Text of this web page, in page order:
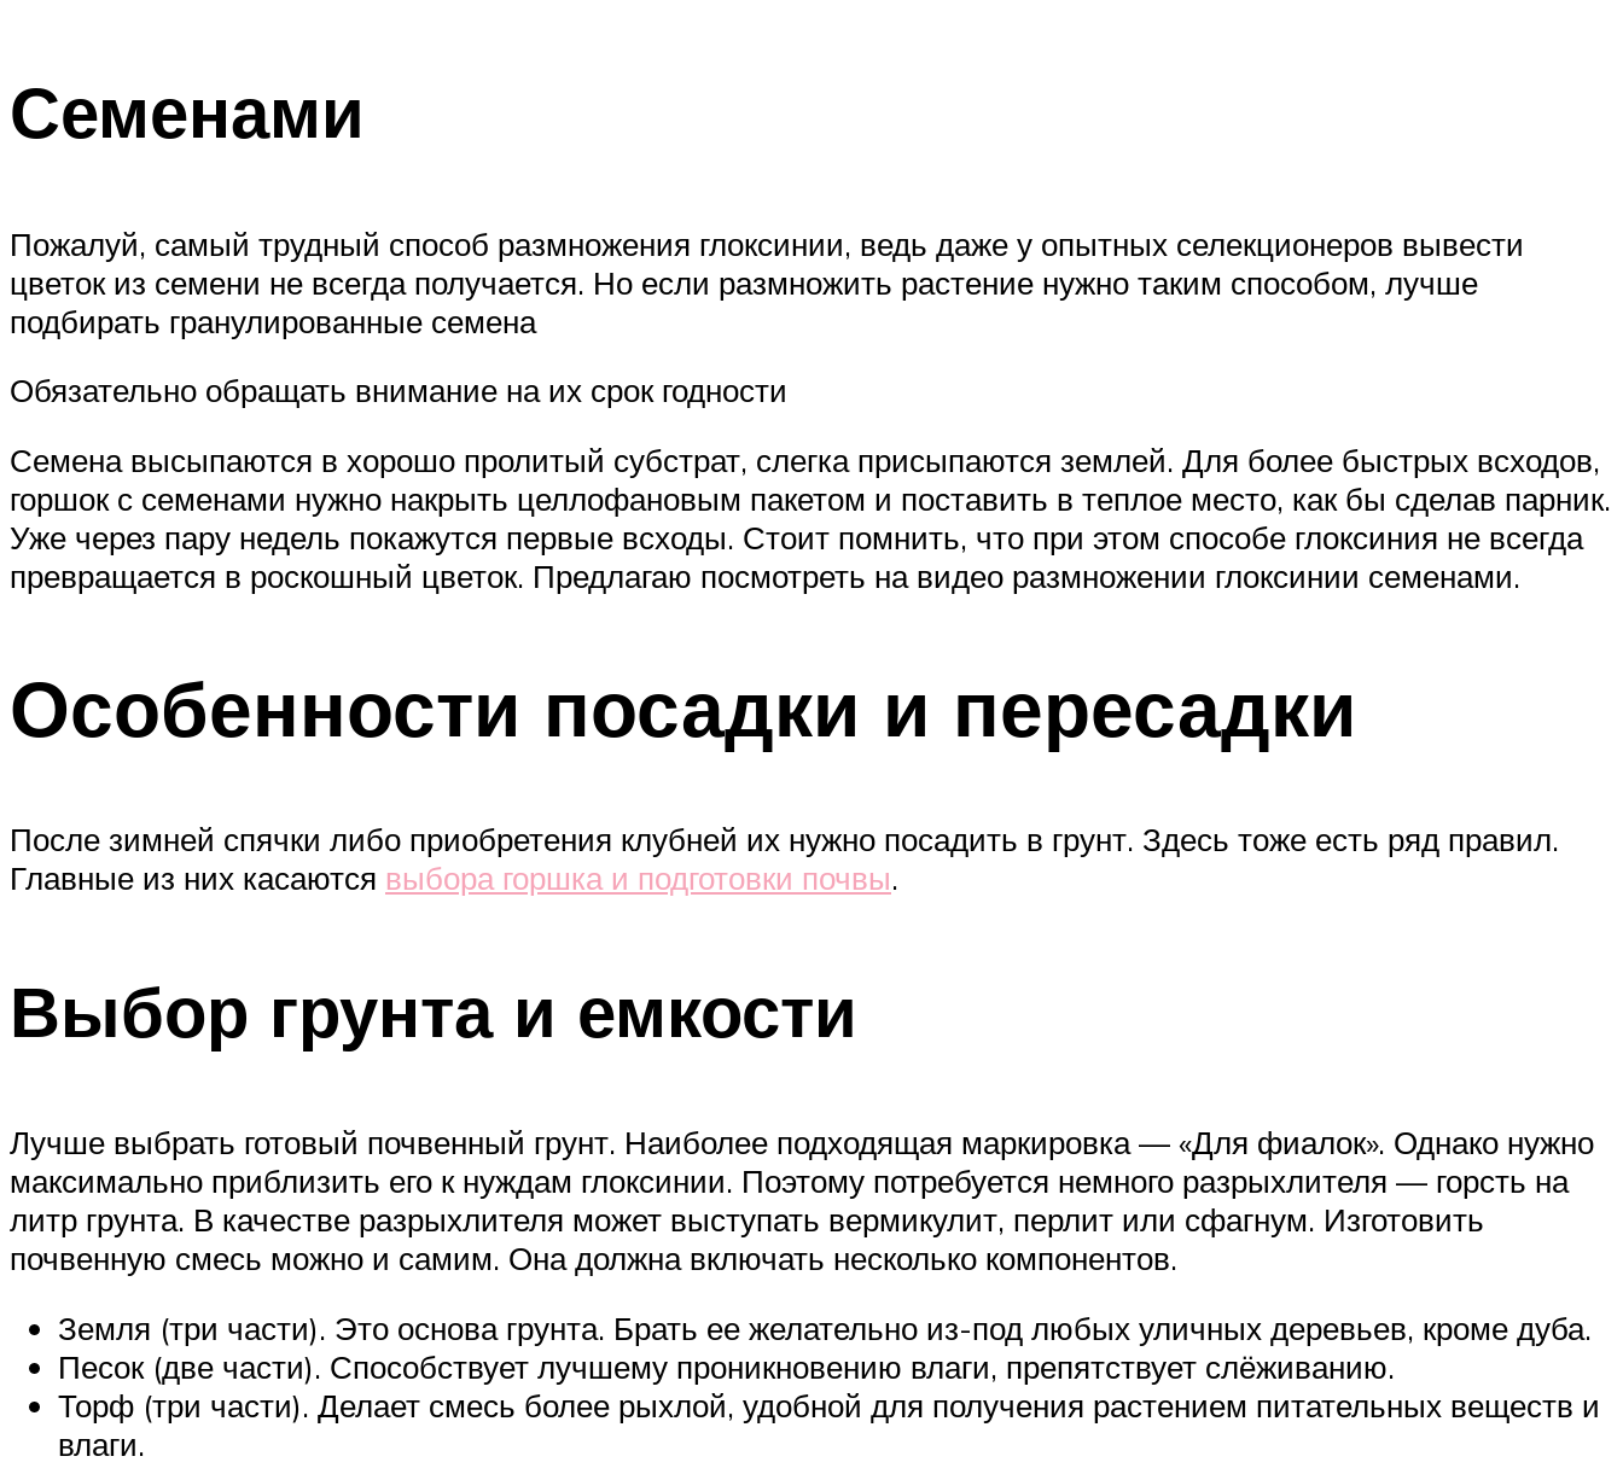
Семенами
Пожалуй, самый трудный способ размножения глоксинии, ведь даже у опытных селекционеров вывести
цветок из семени не всегда получается. Но если размножить растение нужно таким способом, лучше
подбирать гранулированные семена
Обязательно обращать внимание на их срок годности
Семена высыпаются в хорошо пролитый субстрат, слегка присыпаются землей. Для более быстрых всходов,
горшок с семенами нужно накрыть целлофановым пакетом и поставить в теплое место, как бы сделав парник.
Уже через пару недель покажутся первые всходы. Стоит помнить, что при этом способе глоксиния не всегда
превращается в роскошный цветок. Предлагаю посмотреть на видео размножении глоксинии семенами.
Особенности посадки и пересадки
После зимней спячки либо приобретения клубней их нужно посадить в грунт. Здесь тоже есть ряд правил.
Главные из них касаются выбора горшка и подготовки почвы.
Выбор грунта и емкости
Лучше выбрать готовый почвенный грунт. Наиболее подходящая маркировка — «Для фиалок». Однако нужно
максимально приблизить его к нуждам глоксинии. Поэтому потребуется немного разрыхлителя — горсть на
литр грунта. В качестве разрыхлителя может выступать вермикулит, перлит или сфагнум. Изготовить
почвенную смесь можно и самим. Она должна включать несколько компонентов.
Земля (три части). Это основа грунта. Брать ее желательно из-под любых уличных деревьев, кроме дуба.
Песок (две части). Способствует лучшему проникновению влаги, препятствует слёживанию.
Торф (три части). Делает смесь более рыхлой, удобной для получения растением питательных веществ и
влаги.